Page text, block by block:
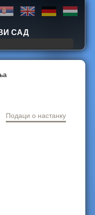
САД
Подаци о настанку